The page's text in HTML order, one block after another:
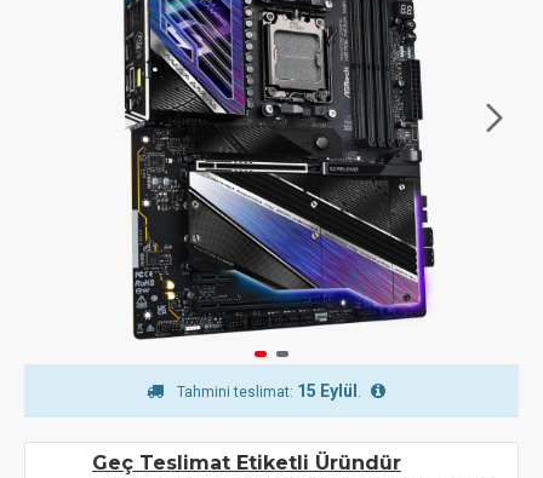
Tahmini teslimat: 15 Eylül
Geç Teslimat Etiketli Üründür